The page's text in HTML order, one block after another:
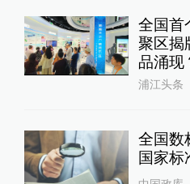
全国首
聚区揭
品涌现
浦江头条
全国数
国家标